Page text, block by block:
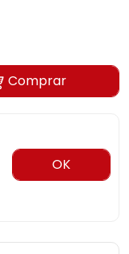
Comprar
OK